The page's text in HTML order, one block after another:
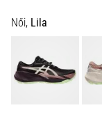
profiról.
Mik
fájdalom…
Női, Lila